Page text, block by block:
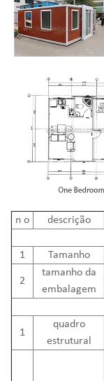
n o descrição
1
Tamanho
2
tamanho da
embalagem
1
quadro
estrutural